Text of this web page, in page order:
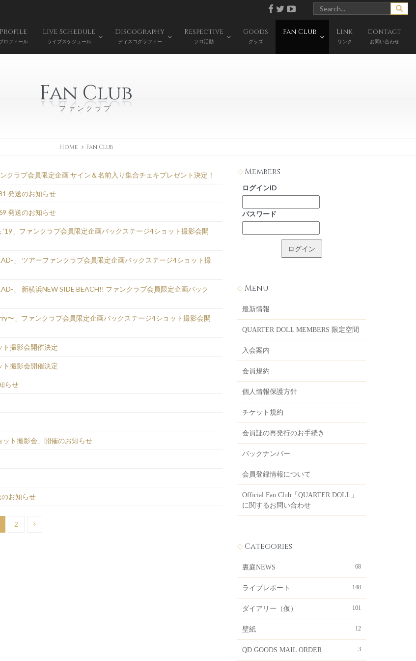
Profile
ロフィール
Live Schedule
ライブスケジュール
Discography
ディスコグラフィー
Respective
ソロ活動
Goods
グッズ
Fan Club Link
リンク
Contact
お問い合わせ
Fan Club
ファンクラブ
Home Fan Club
ラブ会員限定企画 サイン＆名前入り集合チェキプレゼント決定！
発送のお知らせ
発送のお知らせ
」ファンクラブ会員限定企画バックステージ4ショット撮影会開
」 ツアーファンクラブ会員限定企画バックステージ4ショット撮
」 新横浜NEW SIDE BEACH!! ファンクラブ会員限定企画バック
〜」ファンクラブ会員限定企画バックステージ4ショット撮影会開
ト撮影会開催決定
ト撮影会開催決定
らせ
ト撮影会」開催のお知らせ
お知らせ
2
Members
ログインID
パスワード
Menu
最新情報
QUARTER DOLL MEMBERS 限定空間
入会案内
会員規約
個人情報保護方針
チケット規約
会員証の再発行のお手続き
バックナンバー
会員登録情報について
Official Fan Club「QUARTER DOLL」
に関するお問い合わせ
Categories
裏庭NEWS 68
ライブレポート 148
ダイアリー（仮） 101
壁紙 12
QD GOODS MAIL ORDER 3